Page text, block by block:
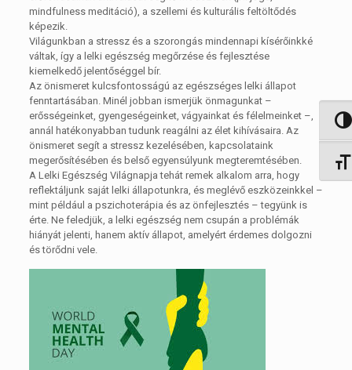
mindfulness meditáció), a szellemi és kulturális feltöltődés
képezik.
Világunkban a stressz és a szorongás mindennapi kísérőinkké
váltak, így a lelki egészség megőrzése és fejlesztése
kiemelkedő jelentőséggel bír.
Az önismeret kulcsfontosságú az egészséges lelki állapot
fenntartásában. Minél jobban ismerjük önmagunkat –
erősségeinket, gyengeségeinket, vágyainkat és félelmeinket –,
annál hatékonyabban tudunk reagálni az élet kihívásaira. Az
önismeret segít a stressz kezelésében, kapcsolataink
megerősítésében és belső egyensúlyunk megteremtésében.
A Lelki Egészség Világnapja tehát remek alkalom arra, hogy
reflektáljunk saját lelki állapotunkra, és meglévő eszközeinkkel –
mint például a pszichoterápia és az önfejlesztés – tegyünk is
érte. Ne feledjük, a lelki egészség nem csupán a problémák
hiányát jelenti, hanem aktív állapot, amelyért érdemes dolgozni
és törődni vele.